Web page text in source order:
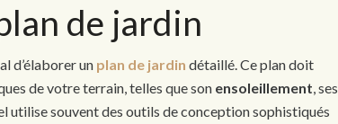
de jardin
d’élaborer un plan de jardin détaillé. Ce plan doit
de votre terrain, telles que son ensoleillement, ses
utilise souvent des outils de conception sophistiqués